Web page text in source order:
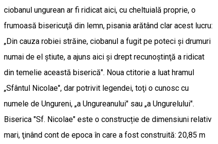
ciobanul ungurean ar fi ridicat aici, cu cheltuială proprie, o
frumoasă bisericuţă din lemn, pisania arătând clar acest lucru:
„Din cauza robiei străine, ciobanul a fugit pe poteci şi drumuri
numai de el ştiute, a ajuns aici şi drept recunoştinţă a ridicat
din temelie această biserică". Noua ctitorie a luat hramul
„Sfântul Nicolae", dar potrivit legendei, toţi o cunosc cu
numele de Ungureni, „a Ungureanului" sau „a Ungurelului".
Biserica "Sf. Nicolae" este o construcție de dimensiuni relativ
mari, ţinând cont de epoca în care a fost construită: 20,85 m